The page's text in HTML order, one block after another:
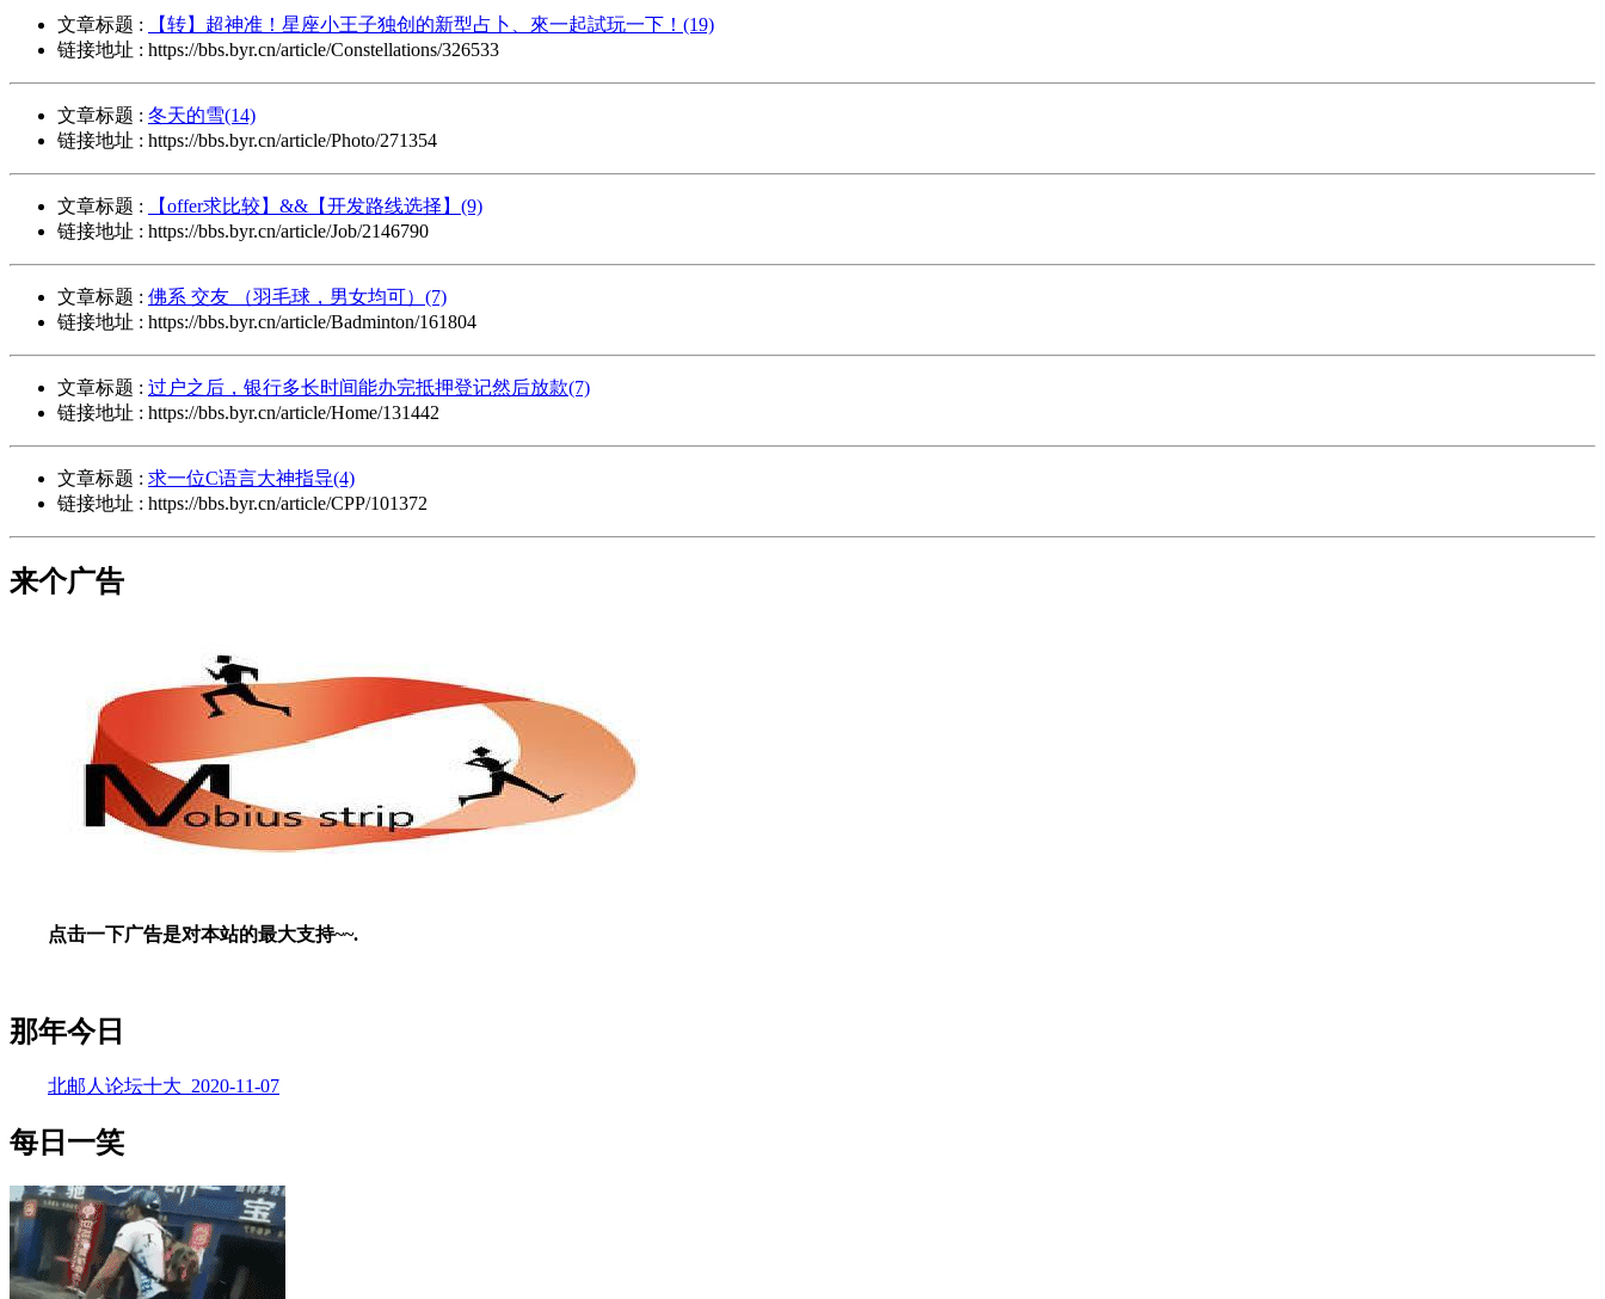
文章标题 :
【转】超神准！星座小王子独创的新型占卜、來一起試玩一下！(19)
链接地址 : https://bbs.byr.cn/article/Constellations/326533
文章标题 : 冬天的雪(14)
链接地址 : https://bbs.byr.cn/article/Photo/271354
文章标题 :
【offer求比较】&&【开发路线选择】(9)
链接地址 : https://bbs.byr.cn/article/Job/2146790
文章标题 : 佛系 交友 （羽毛球，男女均可）(7)
链接地址 : https://bbs.byr.cn/article/Badminton/161804
文章标题 : 过户之后，银行多长时间能办完抵押登记然后放款(7)
链接地址 : https://bbs.byr.cn/article/Home/131442
文章标题 : 求一位C语言大神指导(4)
链接地址 : https://bbs.byr.cn/article/CPP/101372
来个广告
点击一下广告是对本站的最大支持~~.
那年今日
北邮人论坛十大_2020-11-07
每日一笑